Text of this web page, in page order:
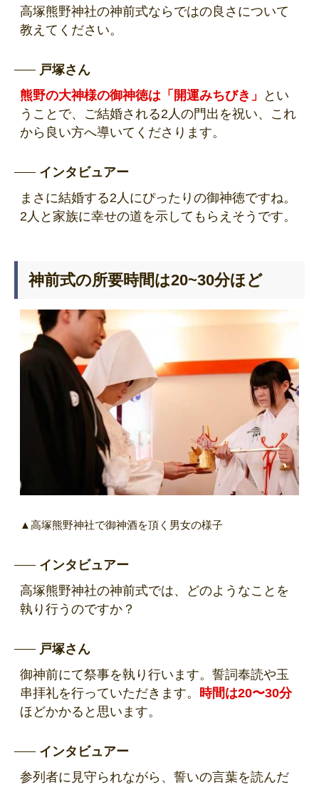
高塚熊野神社の神前式ならではの良さについて
教えてください。
戸塚さん
熊野の大神様の御神徳は「開運みちびき」
とい
うことで、ご結婚される2人の門出を祝い、これ
から良い方へ導いてくださります。
インタビュアー
まさに結婚する2人にぴったりの御神徳ですね。
2人と家族に幸せの道を示してもらえそうです。
神前式の所要時間は20~30分ほど
▲高塚熊野神社で御神酒を頂く男女の様子
インタビュアー
高塚熊野神社の神前式では、どのようなことを
執り行うのですか？
戸塚さん
御神前にて祭事を執り行います。誓詞奉読や玉
串拝礼を行っていただきます。
時間は20〜30分
ほどかかると思います。
インタビュアー
参列者に見守られながら、誓いの言葉を読んだ